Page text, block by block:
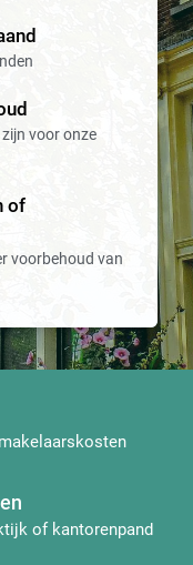
voor onze
of
voorbehoud van
of kantorenpand